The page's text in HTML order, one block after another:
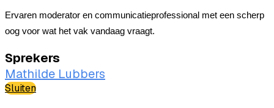
Ervaren moderator en communicatieprofessional met een scherp
oog voor wat het vak vandaag vraagt.
Sprekers
Mathilde Lubbers
Sluiten